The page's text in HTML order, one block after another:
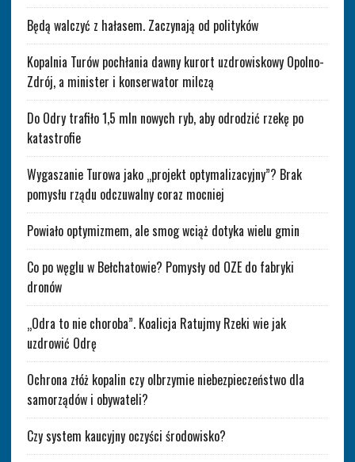
Będą walczyć z hałasem. Zaczynają od polityków
Kopalnia Turów pochłania dawny kurort uzdrowiskowy Opolno-
Zdrój, a minister i konserwator milczą
Do Odry trafiło 1,5 mln nowych ryb, aby odrodzić rzekę po
katastrofie
Wygaszanie Turowa jako „projekt optymalizacyjny”? Brak
pomysłu rządu odczuwalny coraz mocniej
Powiało optymizmem, ale smog wciąż dotyka wielu gmin
Co po węglu w Bełchatowie? Pomysły od OZE do fabryki
dronów
„Odra to nie choroba”. Koalicja Ratujmy Rzeki wie jak
uzdrowić Odrę
Ochrona złóż kopalin czy olbrzymie niebezpieczeństwo dla
samorządów i obywateli?
Czy system kaucyjny oczyści środowisko?